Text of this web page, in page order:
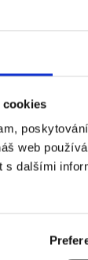
cookies
web
s dalšími
do